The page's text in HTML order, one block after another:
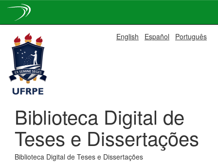
navigation
English Español Português
Biblioteca Digital de
Teses e Dissertações
Biblioteca Digital de Teses e Dissertações